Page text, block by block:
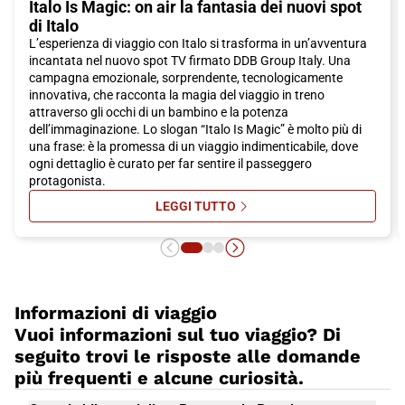
Italo Is Magic: on air la fantasia dei nuovi spot
di Italo
L’esperienza di viaggio con Italo si trasforma in un’avventura
incantata nel nuovo spot TV firmato DDB Group Italy. Una
campagna emozionale, sorprendente, tecnologicamente
innovativa, che racconta la magia del viaggio in treno
attraverso gli occhi di un bambino e la potenza
dell’immaginazione. Lo slogan “Italo Is Magic” è molto più di
una frase: è la promessa di un viaggio indimenticabile, dove
ogni dettaglio è curato per far sentire il passeggero
protagonista.
LEGGI TUTTOSU ITALO IS MAGIC: ON AIR LA
Informazioni di viaggio
Vuoi informazioni sul tuo viaggio? Di
seguito trovi le risposte alle domande
più frequenti e alcune curiosità.